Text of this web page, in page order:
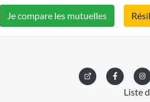
Je compare les mutuelles
Liste